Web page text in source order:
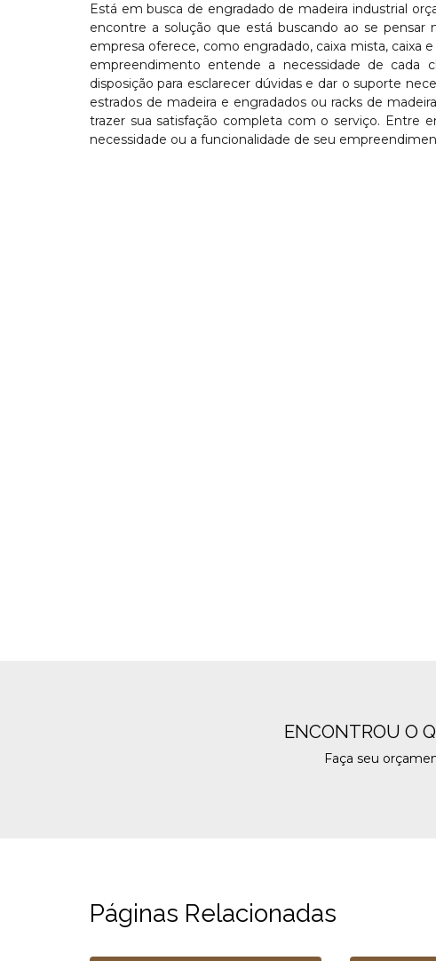
Está em busca de engradado de madeira industrial
encontre a solução que está buscando ao se pensar
empresa oferece, como engradado, caixa mista, caixa
empreendimento entende a necessidade de cada
disposição para esclarecer dúvidas e dar o suporte
estrados de madeira e engradados ou racks de
trazer sua satisfação completa com o serviço. Entre
necessidade ou a funcionalidade de seu
ENCONTROU O
Faça seu
Páginas Relacionadas